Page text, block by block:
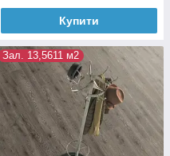
Купити
Зал. 13,5611 м2